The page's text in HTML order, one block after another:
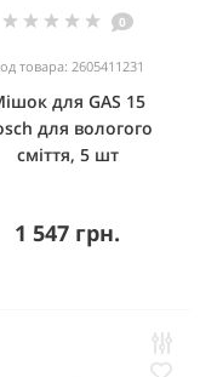
0
товара: 2605411231
для GAS 15
для вологого
сміття, 5 шт
1 547 грн.